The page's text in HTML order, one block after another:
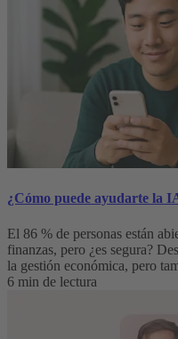
¿Cómo puede ayudarte la
El 86 % de personas están
finanzas, pero ¿es segura?
la gestión económica, pero
6 min de lectura